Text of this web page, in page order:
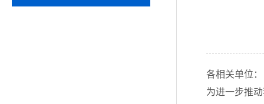
各相关单位：
为进一步推